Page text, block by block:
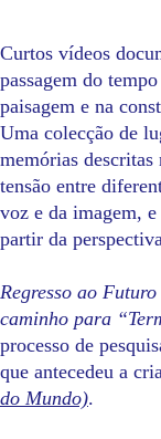
Curtos vídeos
passagem do
paisagem e na
Uma colecção de
memórias
tensão entre
voz e da imagem,
partir da
Regresso ao Futuro
caminho para
processo de
que antecedeu a
do Mundo).